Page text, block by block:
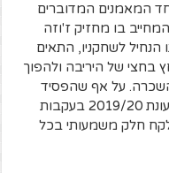
המאמנים המדוברים
בו מחזיק ז'וזה
ה"מיוחד". מערך ה-4:4:2 אותו הנחיל לשחקניו, התאים
של היריבה ולהפוך
על אף שהפסיד
את חמשת משחקי הליגה הראשונים בעונת 2019/20 בעקבות
חלק משמעותי בכל